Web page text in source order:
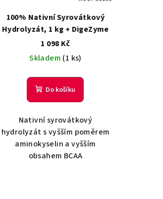
100% Nativní Syrovátkový
Hydrolyzát, 1 kg + DigeZyme
1 098 Kč
Skladem (1 ks)
Do košíku
Nativní syrovátkový
hydrolyzát s vyšším poměrem
aminokyselin a vyšším
obsahem BCAA